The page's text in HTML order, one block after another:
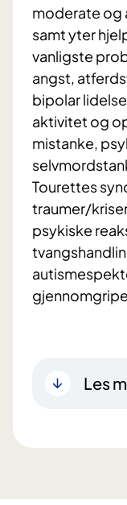
moderate og
samt yter
vanligste
angst,
bipolar
aktivitet og
mistanke,
Tourettes
traumer/
psykiske
Les